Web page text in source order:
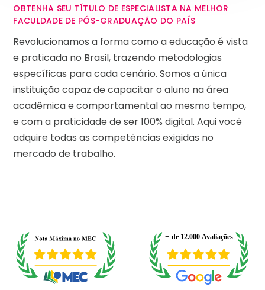
OBTENHA SEU TÍTULO DE ESPECIALISTA NA MELHOR
FACULDADE DE PÓS-GRADUAÇÃO DO PAÍS
Revolucionamos a forma como a educação é vista
e praticada no Brasil, trazendo metodologias
específicas para cada cenário. Somos a única
instituição capaz de capacitar o aluno na área
acadêmica e comportamental ao mesmo tempo,
e com a praticidade de ser 100% digital. Aqui você
adquire todas as competências exigidas no
mercado de trabalho.